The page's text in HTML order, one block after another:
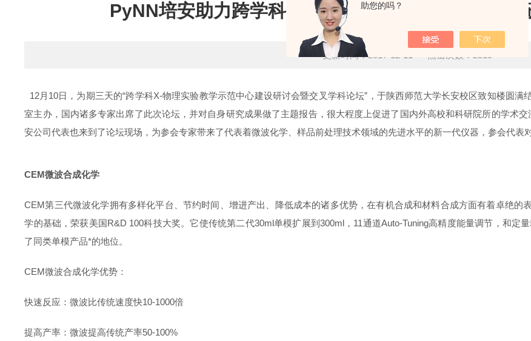
助您的吗？
PyNN培安助力跨学科X-物理实验教学示范中心建设
更新时间：2017-12-11 点击次数：2519
12月10日，为期三天的“跨学科X-物理实验教学示范中心建设研讨会暨交叉学科论坛”，于陕西师范大学长安校区致知楼圆满
室主办，国内诸多专家出席了此次论坛，并对自身研究成果做了主题报告，很大程度上促进了国内外高校和科研院所的学术
安公司代表也来到了论坛现场，为参会专家带来了代表着微波化学、样品前处理技术领域的先进水平的新一代仪器，参会代表
CEM微波合成化学
CEM第三代微波化学拥有多样化平台、节约时间、增进产出、降低成本的诸多优势，在有机合成和材料合成方面有着卓绝的
学的基础，荣获美国R&D 100科技大奖。它使传统第二代30ml单模扩展到300ml，11通道Auto-Tuning高精度能量调节，和定
了同类单模产品*的地位。
CEM微波合成化学优势：
快速反应：微波比传统速度快10-1000倍
提高产率：微波提高传统产率50-100%